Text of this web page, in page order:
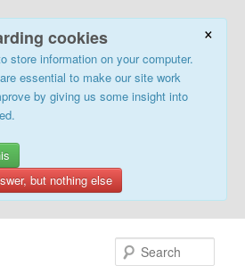
×
cookies
store information on your computer.
essential to make our site work
by giving us some insight into
but nothing else